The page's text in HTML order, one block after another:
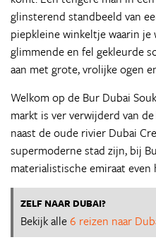
glinsterend standbeeld van
piepkleine winkeltje waarin
glimmende en fel gekleurde
aan met grote, vrolijke ogen
Welkom op de Bur Dubai
markt is ver verwijderd van
naast de oude rivier Dubai
supermoderne stad zijn, bij
materialistische emiraat even
ZELF NAAR DUBAI?
Bekijk alle6 reizen naar